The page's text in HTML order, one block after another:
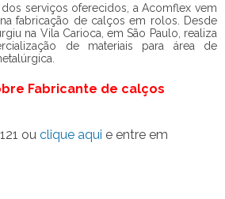
serviços oferecidos, a Acomflex vem
fabricação de calços em rolos. Desde
na Vila Carioca, em São Paulo, realiza
de materiais para área de
Fabricante de calços
ou clique aqui e entre em